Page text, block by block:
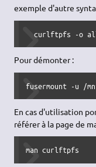
exemple d'autre
curlftpfs -o
Pour démonter :
fusermount -u /
En cas d'utilisation
référer à la page de
man curlftpfs